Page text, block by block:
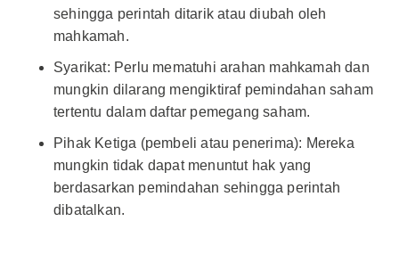
sehingga perintah ditarik atau diubah oleh
mahkamah.
Syarikat: Perlu mematuhi arahan mahkamah dan
mungkin dilarang mengiktiraf pemindahan saham
tertentu dalam daftar pemegang saham.
Pihak Ketiga (pembeli atau penerima): Mereka
mungkin tidak dapat menuntut hak yang
berdasarkan pemindahan sehingga perintah
dibatalkan.